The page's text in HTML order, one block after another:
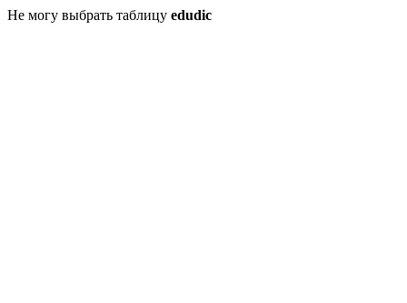
Не могу выбрать таблицу edudic